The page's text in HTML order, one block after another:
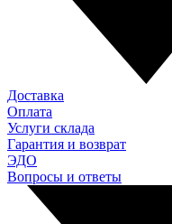
Доставка
Оплата
Услуги склада
Гарантия и возврат
ЭДО
Вопросы и ответы